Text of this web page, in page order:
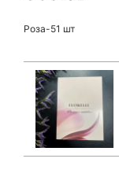
Роза-51 шт